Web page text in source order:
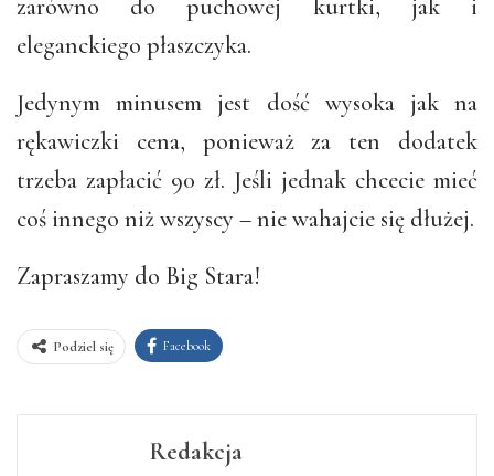
zarówno do puchowej kurtki, jak i
eleganckiego płaszczyka.
Jedynym minusem jest dość wysoka jak na
rękawiczki cena, ponieważ za ten dodatek
trzeba zapłacić 90 zł. Jeśli jednak chcecie mieć
coś innego niż wszyscy – nie wahajcie się dłużej.
Zapraszamy do Big Stara!
Podziel się Facebook
Redakcja